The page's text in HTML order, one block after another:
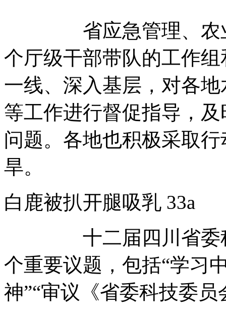
省应急管理、农业
个厅级干部带队的工作
一线、深入基层，对各
等工作进行督促指导，
问题。各地也积极采取
旱。
白鹿被扒开腿吸乳
十二届四川省委科
个重要议题，包括“学习
神”“审议《省委科技委